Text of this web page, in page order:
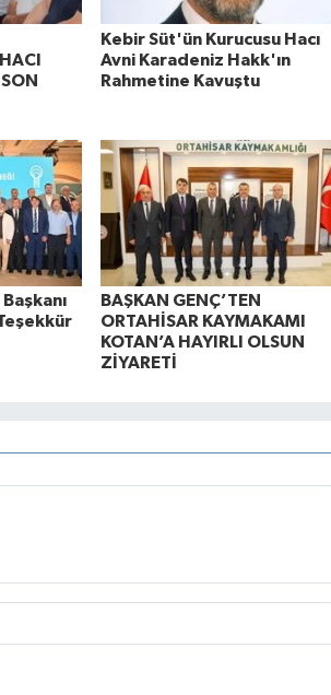
Kebir Süt'ün Kurucusu Hacı
Avni Karadeniz Hakk'ın
Rahmetine Kavuştu
BAŞKAN GENÇ’TEN
ORTAHİSAR KAYMAKAMI
KOTAN’A HAYIRLI OLSUN
ZİYARETİ